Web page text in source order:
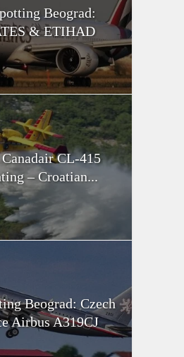
Beograd:
& ETIHAD
CL-415
– Croatian...
Beograd: Czech
Airbus A319CJ